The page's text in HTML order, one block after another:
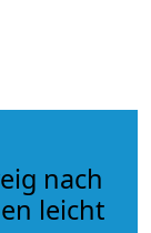
nach
leicht